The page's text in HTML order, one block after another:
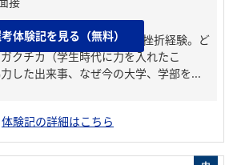
み/弱み、人生の中で大きな挫折経験。ど
クチカ（学生時代に力を入れたこ
した出来事、なぜ今の大学、学部を...
体験記を見る（無料）
体験記の詳細はこちら